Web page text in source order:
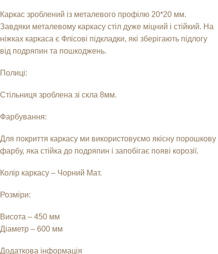
Каркас зроблений із металевого профілю 20*20 мм.
Завдяки металевому каркасу стіл дуже міцний і стійкий. На
ніжках каркаса є Флісові підкладки, які зберігають підлогу
від подряпин та пошкоджень.
Полиці:
Стільниця зроблена зі скла 8мм.
Фарбування:
Для покриття каркасу ми використовуємо якісну порошкову
фарбу, яка стійка до подряпин і запобігає появі корозії.
Колір каркасу – Чорний Мат.
Розміри:
Висота – 450 мм
Діаметр – 600 мм
Додаткова інформація